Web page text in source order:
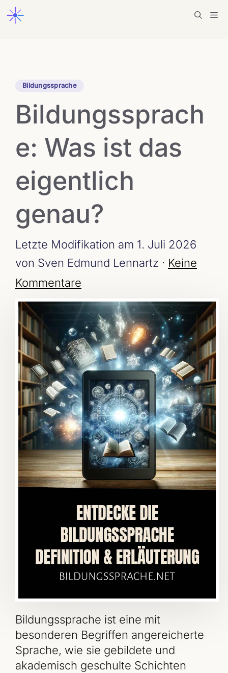
Zum
Inhalt
Bildungssprache
Bildungssprach
e: Was ist das
eigentlich
genau?
Letzte Modifikation am 1. Juli 2026
von Sven Edmund Lennartz · Keine
Kommentare
Bildungssprache ist eine mit
besonderen Begriffen angereicherte
Sprache, wie sie gebildete und
akademisch geschulte Schichten